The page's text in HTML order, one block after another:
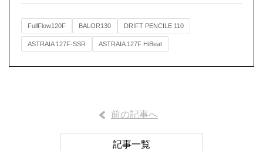
FullFlow120F BALOR130 DRIFT PENCILE 110
ASTRAIA 127F-SSR ASTRAIA 127F HiBeat
前の記事へ
記事一覧